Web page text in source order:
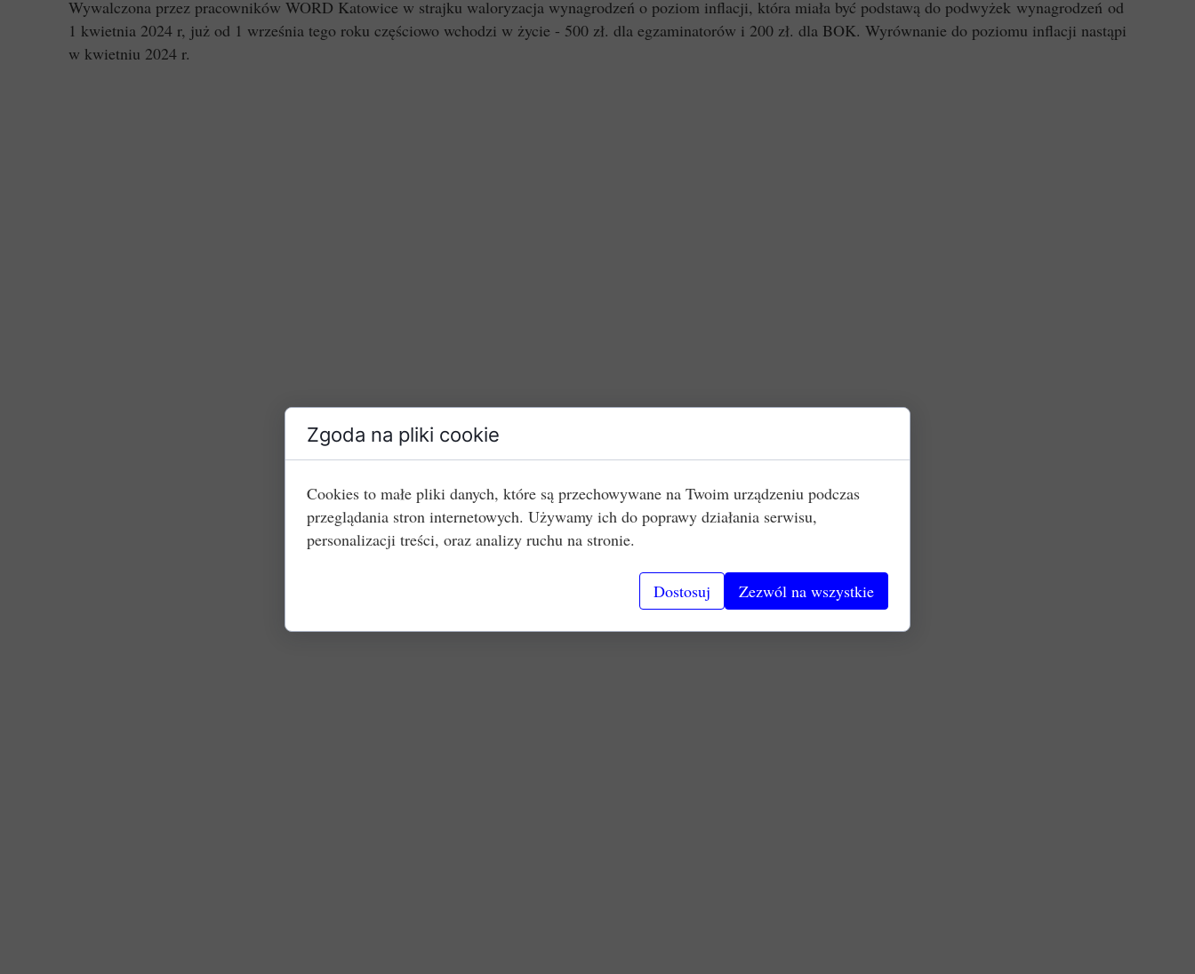
Wywalczona przez pracowników WORD Katowice w strajku waloryzacja wynagrodzeń o poziom inflacji, która miała być podstawą do podwyżek wynagrodzeń od
1 kwietnia 2024 r, już od 1 września tego roku częściowo wchodzi w życie - 500 zł. dla egzaminatorów i 200 zł. dla BOK. Wyrównanie do poziomu inflacji nastąpi
w kwietniu 2024 r.
Zgoda na pliki cookie
Cookies to małe pliki danych, które są przechowywane na Twoim urządzeniu podczas
przeglądania stron internetowych. Używamy ich do poprawy działania serwisu,
personalizacji treści, oraz analizy ruchu na stronie.
Dostosuj Zezwól na wszystkie